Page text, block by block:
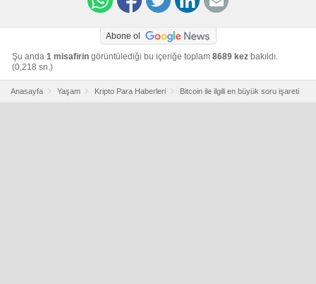
Abone ol
Şu anda 1 misafirin görüntülediği bu içeriğe toplam 8689 kez bakıldı.
(0,218 sn.)
Anasayfa Yaşam Kripto Para Haberleri Bitcoin ile ilgili en büyük soru işareti